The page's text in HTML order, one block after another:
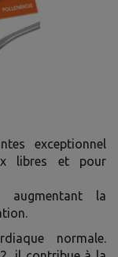
exceptionnel
libres et pour
augmentant la
normale.